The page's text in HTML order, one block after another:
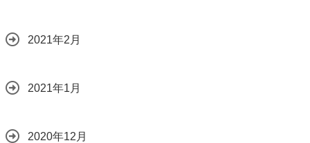
2021年2月
2021年1月
2020年12月